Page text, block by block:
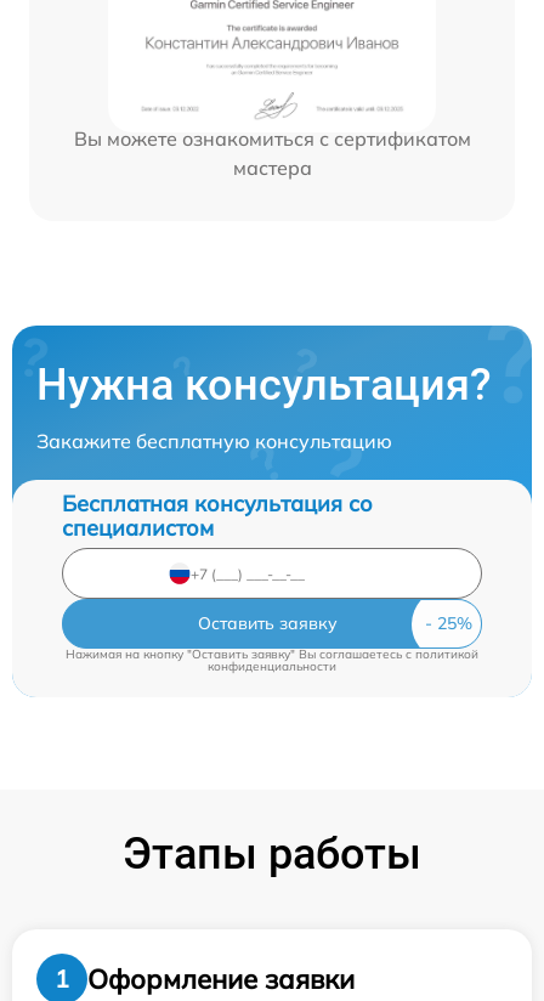
Вы можете ознакомиться с сертификатом
мастера
Нужна консультация?
Закажите бесплатную консультацию
Бесплатная консультация со
специалистом
Оставить заявку
Нажимая на кнопку "Оставить заявку" Вы соглашаетесь cполитикой
конфиденциальности
Этапы работы
1
Оформление заявки